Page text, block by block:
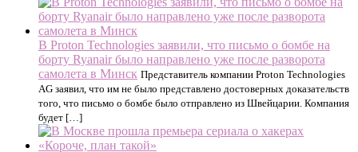
В Proton Technologies заявили, что письмо о бомбе на
борту Ryanair было направлено уже после разворота
самолета в Минск Представитель компании Proton Technologies
AG заявил, что им не было представлено достоверных доказательств
того, что письмо о бомбе было отправлено из Швейцарии. Компания
будет […]